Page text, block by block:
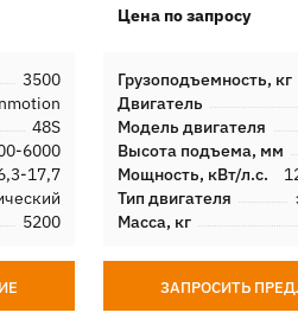
3500
48S
6000
17,7
5200
Цена по запросу
Грузоподъемность, кг
Двигатель
Модель двигателя
Высота подъема, мм
Мощность, кВт/л.с.
Тип двигателя
Масса, кг
ЗАПРОСИТЬ